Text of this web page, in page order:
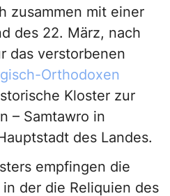
zusammen mit einer
des 22. März, nach
das verstorbenen
Orthodoxen
Kloster zur
– Samtawro in
des Landes.
empfingen die
der die Reliquien des